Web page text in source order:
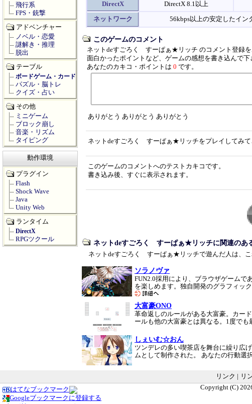
DirectX DirectX 8.1以上
ネットワーク 56kbps以上の安定したイン
このゲームのコメント
ネットdeすごろく すーぱぁ★リッチ のコメント登録を
面白かったポイントなど、ゲームの感想を書き込んで下
あなたのカキコ・ポイントは 0 です。
ありがとう ありがとう ありがとう
ネットdeすごろく すーぱぁ★リッチをプレイしてみて
このゲームのコメントへのテストカキコです。
書き込み後、すぐに表示されます。
ネットdeすごろく すーぱぁ★リッチに関連のあ
ネットdeすごろく すーぱぁ★リッチで遊んだ人は、こ
ソラノヴァ
FUN2.0採用により、ブラウザゲームで
を楽しめます。独自開発のグラフィッ
大富豪ONO
革命返しのルールがある大富豪。カー
ールも他の大富豪とは異なる。1度で
しぇいむ☆おん
ツンデレの多い喫茶店を舞台に繰り広
ムとして制作された。 あなたの行動選
飛行系
FPS・銃撃
アドベンチャー
ノベル・恋愛
謎解き・推理
脱出
テーブル
ボードゲーム・カード
パズル・脳トレ
クイズ・占い
その他
ミニゲーム
ブロック崩し
音楽・リズム
タイピング
動作環境
プラグイン
Flash
Shock Wave
Java
Unity Web
ランタイム
DirectX
RPGツクール
リンク リ
はてなブックマーク
Googleブックマークに登録する
Copyright (C)